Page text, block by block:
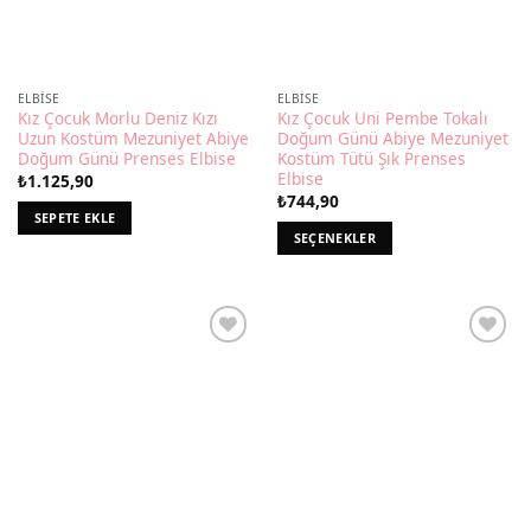
ELBISE
Kız Çocuk Morlu Deniz Kızı
Uzun Kostüm Mezuniyet Abiye
Doğum Günü Prenses Elbise
₺1.125,90
SEPETE EKLE
ELBISE
Kız Çocuk Uni Pembe Tokalı
Doğum Günü Abiye Mezuniyet
Kostüm Tütü Şık Prenses
Elbise
₺744,90
SEÇENEKLER